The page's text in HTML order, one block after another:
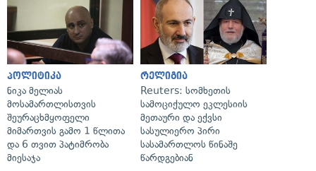
პოლიტიკა
ნიკა მელიას
მოსამართლისთვის
შეურაცხმყოფელი
მიმართვის გამო 1 წლითა
და 6 თვით პატიმრობა
მიესაჯა
რელიგია
Reuters: სომხეთის
სამოციქულო ეკლესიის
მეთაური და ექვსი
სასულიერო პირი
სასამართლოს წინაშე
წარდგებიან